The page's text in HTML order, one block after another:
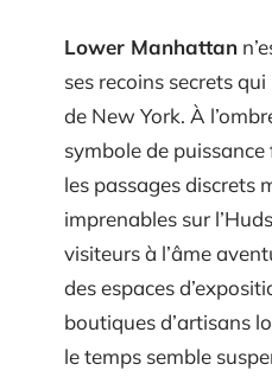
Lower Manhattan
ses recoins secrets
de New York. À
symbole de
les passages discrets
imprenables sur
visiteurs à l’âme
des espaces
boutiques d’artisans
le temps semble